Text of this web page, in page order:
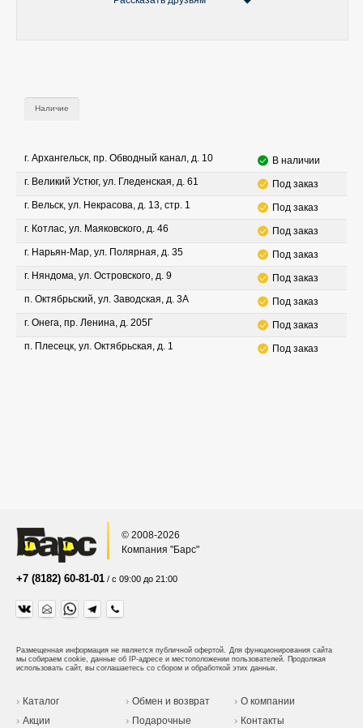
Наличие
г. Архангельск, пр. Обводный канал, д. 10
В наличии
г. Великий Устюг, ул. Гледенская, д. 61
Под заказ
г. Вельск, ул. Некрасова, д. 13, стр. 1
Под заказ
г. Котлас, ул. Маяковского, д. 46
Под заказ
г. Нарьян-Мар, ул. Полярная, д. 35
Под заказ
г. Няндома, ул. Островского, д. 9
Под заказ
п. Октябрьский, ул. Заводская, д. 3А
Под заказ
г. Онега, пр. Ленина, д. 205Г
Под заказ
п. Плесецк, ул. Октябрьская, д. 1
Под заказ
© 2008-2026
Компания "Барс"
+7 (8182) 60-81-01 / с 09:00 до 21:00
Размещенная информация не является публичной офертой. Для функционирования сайта
мы собираем cookie, данные об IP-адресе и местоположении пользователей. Продолжая
использовать сайт, вы соглашаетесь со сбором и обработкой этих данных.
Каталог
Акции
Обмен и возврат
Подарочные
О компании
Контакты